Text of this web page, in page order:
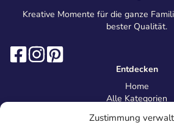
Zustimmung
Kreative Momente für die ganze
bester Qualität.
Entdecken
Home
Alle Kategorien
Information